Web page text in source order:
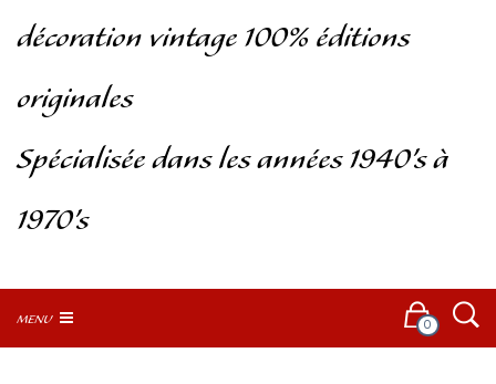
décoration vintage 100% éditions
originales
Spécialisée dans les années 1940’s à
1970’s
MENU 0